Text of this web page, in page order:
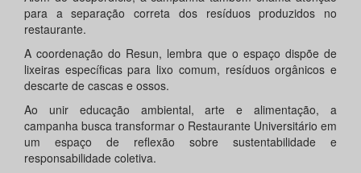
para a separação correta dos resíduos produzidos no
restaurante.
A coordenação do Resun, lembra que o espaço dispõe de
lixeiras específicas para lixo comum, resíduos orgânicos e
descarte de cascas e ossos.
Ao unir educação ambiental, arte e alimentação, a
campanha busca transformar o Restaurante Universitário em
um espaço de reflexão sobre sustentabilidade e
responsabilidade coletiva.